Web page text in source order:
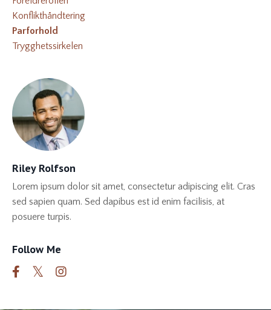
Konflikthåndtering
Parforhold
Trygghetssirkelen
Riley Rolfson
Lorem ipsum dolor sit amet, consectetur adipiscing elit. Cras
sed sapien quam. Sed dapibus est id enim facilisis, at
posuere turpis.
Follow Me